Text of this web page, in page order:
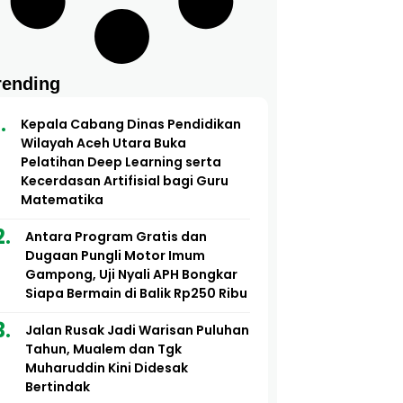
Kepala Cabang Dinas Pendidikan
Wilayah Aceh Utara Buka
Pelatihan Deep Learning serta
Kecerdasan Artifisial bagi Guru
Matematika
Antara Program Gratis dan
Dugaan Pungli Motor Imum
Gampong, Uji Nyali APH Bongkar
Siapa Bermain di Balik Rp250 Ribu
Jalan Rusak Jadi Warisan Puluhan
Tahun, Mualem dan Tgk
Muharuddin Kini Didesak
Bertindak